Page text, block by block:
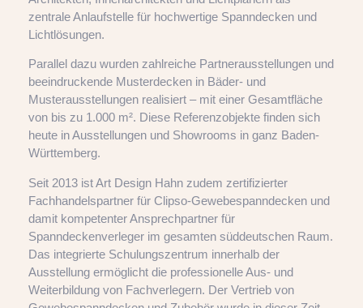
zentrale Anlaufstelle für hochwertige Spanndecken und
Lichtlösungen.
Parallel dazu wurden zahlreiche Partnerausstellungen und
beeindruckende Musterdecken in Bäder- und
Musterausstellungen realisiert – mit einer Gesamtfläche
von bis zu 1.000 m². Diese Referenzobjekte finden sich
heute in Ausstellungen und Showrooms in ganz Baden-
Württemberg.
Seit 2013 ist Art Design Hahn zudem zertifizierter
Fachhandelspartner für Clipso-Gewebespanndecken und
damit kompetenter Ansprechpartner für
Spanndeckenverleger im gesamten süddeutschen Raum.
Das integrierte Schulungszentrum innerhalb der
Ausstellung ermöglicht die professionelle Aus- und
Weiterbildung von Fachverlegern. Der Vertrieb von